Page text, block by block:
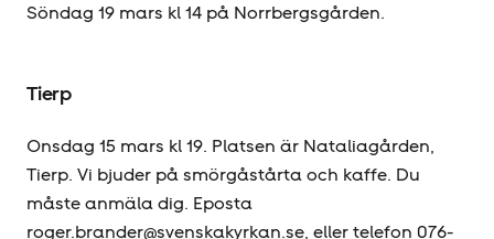
Söndag 19 mars kl 14 på Norrbergsgården.
Tierp
Onsdag 15 mars kl 19. Platsen är Nataliagården,
Tierp. Vi bjuder på smörgåstårta och kaffe. Du
måste anmäla dig. Eposta
roger.brander@svenskakyrkan.se, eller telefon 076-